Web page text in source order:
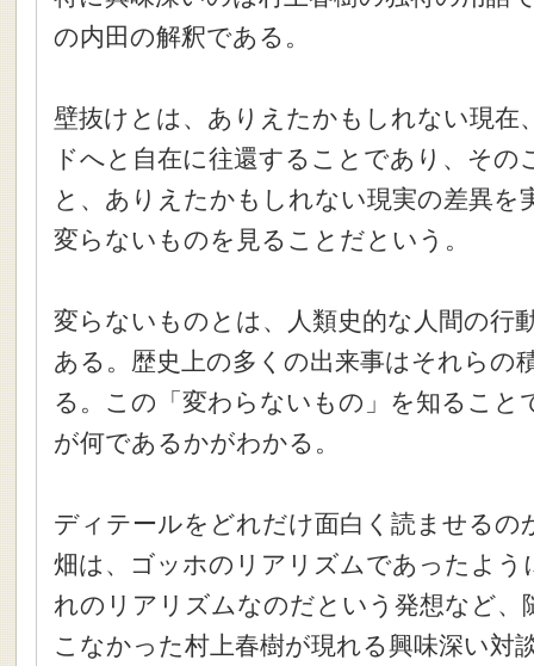
の内田の解釈である。
壁抜けとは、ありえたかもしれない現在
ドへと自在に往還することであり、そ
と、ありえたかもしれない現実の差異を
変らないものを見ることだという。
変らないものとは、人類史的な人間の行
ある。歴史上の多くの出来事はそれらの
る。この「変わらないもの」を知ること
が何であるかがわかる。
ディテールをどれだけ面白く読ませるの
畑は、ゴッホのリアリズムであったよう
れのリアリズムなのだという発想など、
こなかった村上春樹が現れる興味深い対